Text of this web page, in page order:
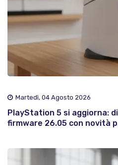
Martedì, 04 Agosto 2026
PlayStation 5 si aggiorna:
firmware 26.05 con novità